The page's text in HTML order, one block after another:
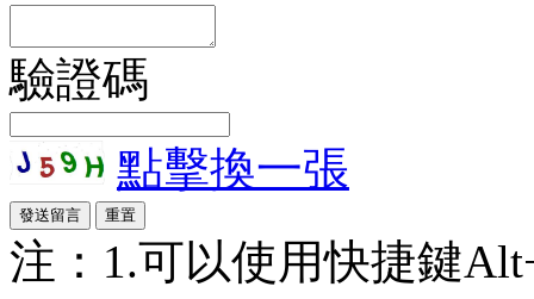
驗證碼
點擊換一張
注：1.可以使用快捷鍵